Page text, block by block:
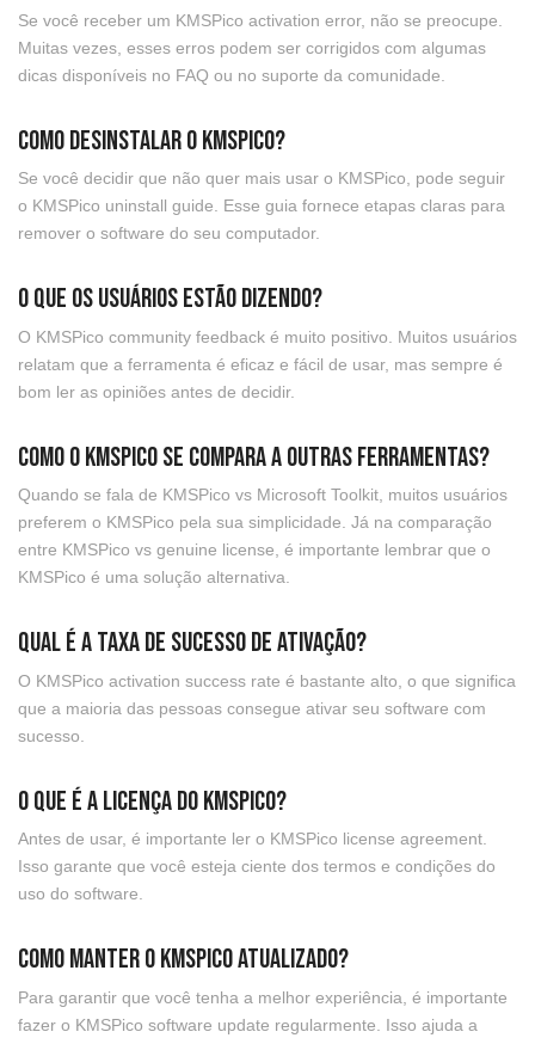
Se você receber um KMSPico activation error, não se preocupe.
Muitas vezes, esses erros podem ser corrigidos com algumas
dicas disponíveis no FAQ ou no suporte da comunidade.
Como desinstalar o KMSPico?
Se você decidir que não quer mais usar o KMSPico, pode seguir
o KMSPico uninstall guide. Esse guia fornece etapas claras para
remover o software do seu computador.
O que os usuários estão dizendo?
O KMSPico community feedback é muito positivo. Muitos usuários
relatam que a ferramenta é eficaz e fácil de usar, mas sempre é
bom ler as opiniões antes de decidir.
Como o KMSPico se compara a outras ferramentas?
Quando se fala de KMSPico vs Microsoft Toolkit, muitos usuários
preferem o KMSPico pela sua simplicidade. Já na comparação
entre KMSPico vs genuine license, é importante lembrar que o
KMSPico é uma solução alternativa.
Qual é a taxa de sucesso de ativação?
O KMSPico activation success rate é bastante alto, o que significa
que a maioria das pessoas consegue ativar seu software com
sucesso.
O que é a licença do KMSPico?
Antes de usar, é importante ler o KMSPico license agreement.
Isso garante que você esteja ciente dos termos e condições do
uso do software.
Como manter o KMSPico atualizado?
Para garantir que você tenha a melhor experiência, é importante
fazer o KMSPico software update regularmente. Isso ajuda a